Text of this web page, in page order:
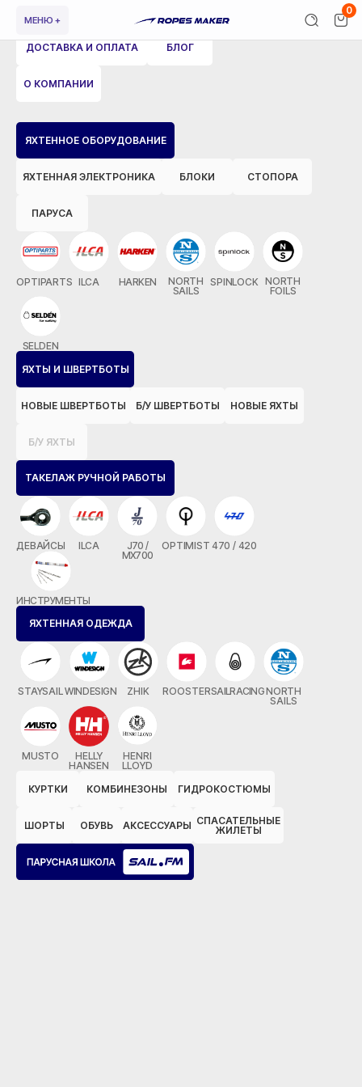
МЕНЮ +
0
ЯХТЕННОЕ ОБОРУДОВАНИЕ
ЯХТЕННАЯ ЭЛЕКТРОНИКА БЛОКИ СТОПОРА
ПАРУСА
OPTIPARTS ILCA HARKEN
NORTH
SAILS
SPINLOCK NORTH
FOILS
SELDEN
ЯХТЫ И ШВЕРТБОТЫ
НОВЫЕ ШВЕРТБОТЫ Б/У ШВЕРТБОТЫ НОВЫЕ ЯХТЫ
Б/У ЯХТЫ
ТАКЕЛАЖ РУЧНОЙ РАБОТЫ
ДЕВАЙСЫ ILCA
J70 /
MX700
OPTIMIST 470 / 420
ИНСТРУМЕНТЫ
ЯХТЕННАЯ ОДЕЖДА
STAYSAILWINDESIGN ZHIK ROOSTERSAILRACINGNORTH
SAILS
MUSTO
HELLY
HANSEN
HENRI
LLOYD
КУРТКИ
КОМБИНЕЗОНЫ ГИДРОКОСТЮМЫ
ШОРТЫ ОБУВЬ АКСЕССУАРЫ СПАСАТЕЛЬНЫЕ
ЖИЛЕТЫ
ДОСТАВКА И ОПЛАТА БЛОГ
О КОМПАНИИ